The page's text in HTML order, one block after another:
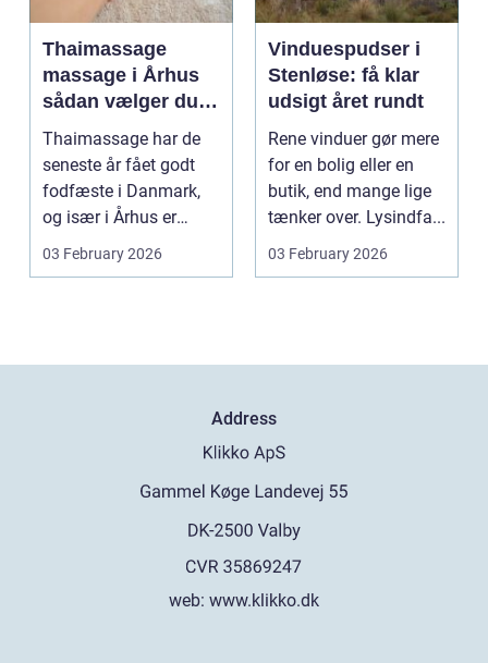
Thaimassage
massage i Århus
sådan vælger du
den rette
behandling
Thaimassage har de
seneste år fået godt
fodfæste i Danmark,
og især i Århus er
udbuddet vokset
03 February 2026
Vinduespudser i
Stenløse: få klar
udsigt året rundt
Rene vinduer gør mere
for en bolig eller en
butik, end mange lige
tænker over. Lysindfa...
03 February 2026
Address
web: www.klikko.dk